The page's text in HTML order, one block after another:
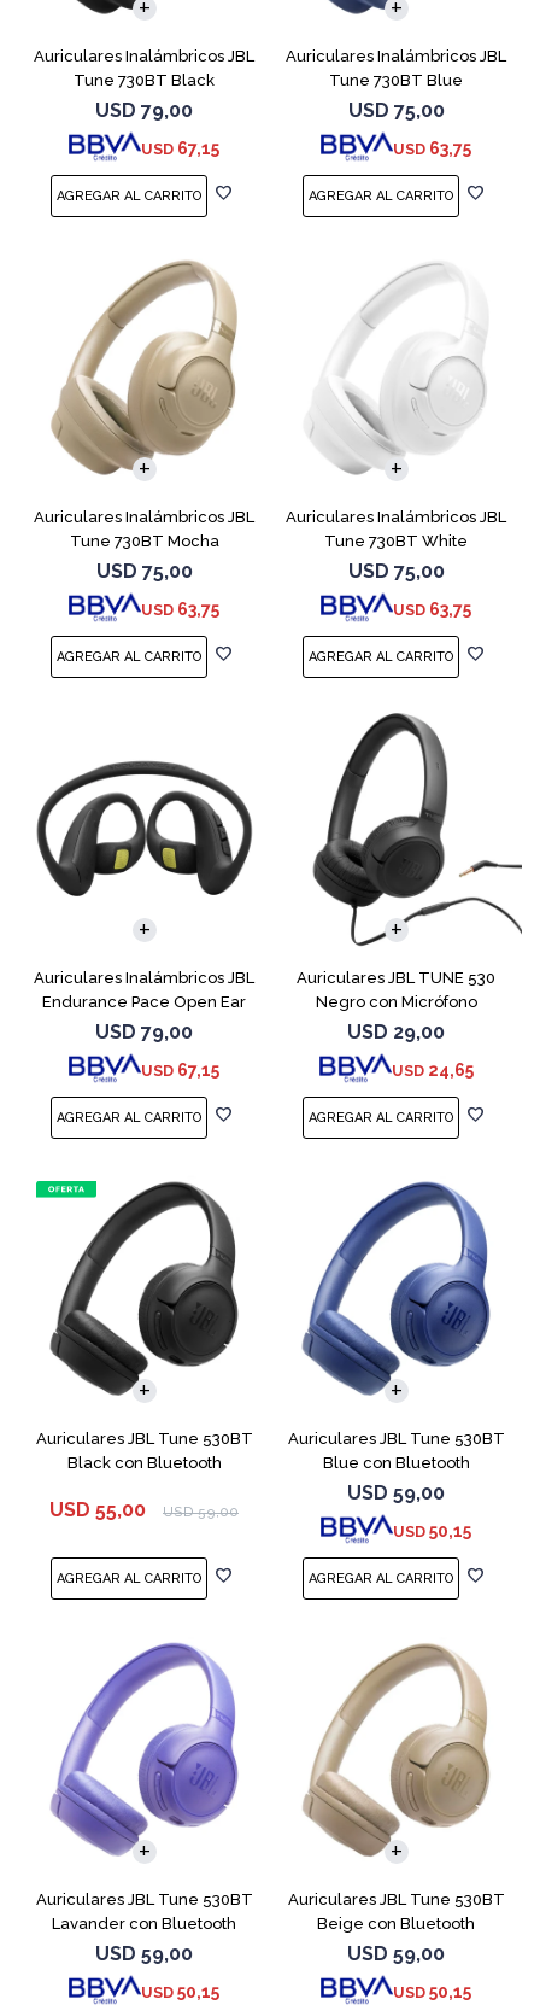
Auriculares Inalámbricos JBL
Tune 730BT Black
USD 79,00
USD 67,15
Auriculares Inalámbricos JBL
Tune 730BT Blue
USD 75,00
USD 63,75
Auriculares Inalámbricos JBL
Tune 730BT Mocha
USD 75,00
USD 63,75
Auriculares Inalámbricos JBL
Tune 730BT White
USD 75,00
USD 63,75
Auriculares Inalámbricos JBL
Endurance Pace Open Ear
Negro
USD 79,00
USD 67,15
Auriculares JBL TUNE 530
Negro con Micrófono
USD 29,00
USD 24,65
Auriculares JBL Tune 530BT
Black con Bluetooth
USD 55,00 USD 59,00
Auriculares JBL Tune 530BT
Blue con Bluetooth
USD 59,00
USD 50,15
Auriculares JBL Tune 530BT
Lavander con Bluetooth
USD 59,00
USD 50,15
Auriculares JBL Tune 530BT
Beige con Bluetooth
USD 59,00
USD 50,15